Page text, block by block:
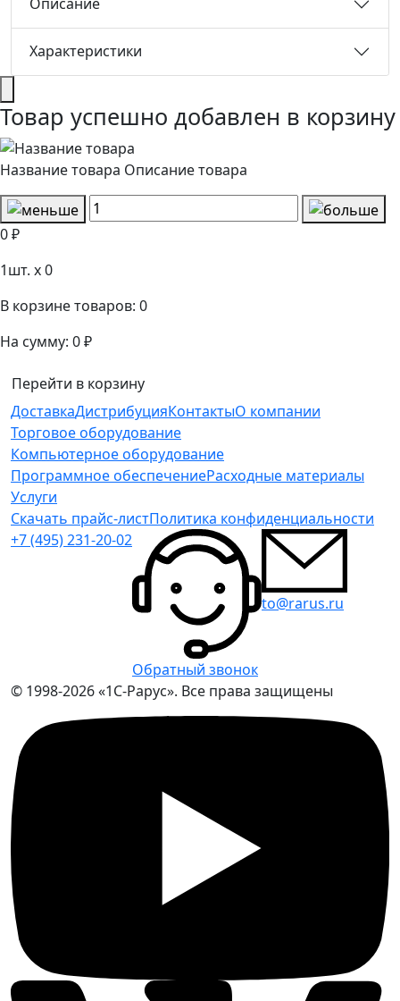
Характеристики
Товар успешно добавлен в корзину
Название товара Описание товара
0 ₽
1шт. x0
В корзине товаров: 0
На сумму: 0 ₽
Перейти в корзину
ДоставкаДистрибуцияКонтактыО компании
Торговое оборудование
Компьютерное оборудование
Программное обеспечениеРасходные материалы
Услуги
Скачать прайс-листПолитика конфиденциальности
+7 (495) 231-20-02
Обратный звонок
to@rarus.ru
© 1998-2026 «1С-Рарус». Все права защищены